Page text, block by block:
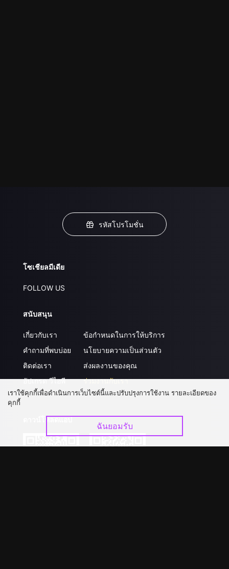
รหัสโปรโมชั่น
โซเชียลมีเดีย
FOLLOW US
สนับสนุน
เกี่ยวกับเรา
คำถามที่พบบ่อย
ติดต่อเรา
อัปเกรด วีไอพี
ข้อกำหนดในการให้บริการ
นโยบายความเป็นส่วนตัว
ส่งผลงานของคุณ
ร่วมงานกับเรา
ดาวน์โหลดแอป
เราใช้คุกกี้เพื่อดำเนินการเว็บไซต์นี้และปรับปรุงการใช้งาน รายละเอียดของ
คุกกี้
ฉันยอมรับ